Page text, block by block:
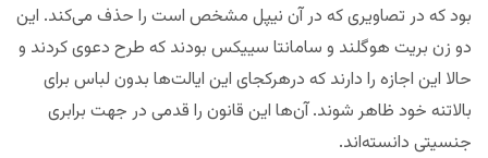
بود که در تصاویری که در آن نیپل مشخص است را حذف می‌کند. این
دو زن بریت هوگلند و سامانتا سییکس بودند که طرح دعوی کردند و
حالا این اجازه را دارند که درهرکجای این ایالت‌ها بدون لباس برای
بالاتنه خود ظاهر شوند. آن‌ها این قانون را قدمی در جهت برابری
جنسیتی دانسته‌اند.